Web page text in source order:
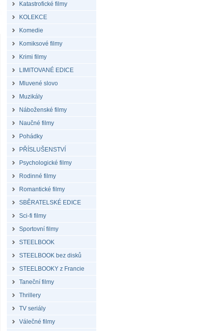
Katastrofické filmy
KOLEKCE
Komedie
Komiksové filmy
Krimi filmy
LIMITOVANÉ EDICE
Mluvené slovo
Muzikály
Náboženské filmy
Naučné filmy
Pohádky
PŘÍSLUŠENSTVÍ
Psychologické filmy
Rodinné filmy
Romantické filmy
SBĚRATELSKÉ EDICE
Sci-fi filmy
Sportovní filmy
STEELBOOK
STEELBOOK bez disků
STEELBOOKY z Francie
Taneční filmy
Thrillery
TV seriály
Válečné filmy